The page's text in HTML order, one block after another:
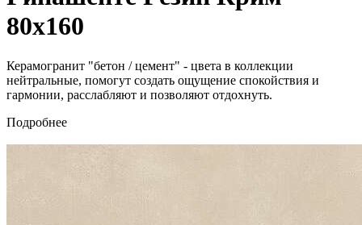
80х160
Керамогранит "бетон / цемент" - цвета в коллекции
нейтральные, помогут создать ощущение спокойствия и
гармонии, расслабляют и позволяют отдохнуть.
Подробнее